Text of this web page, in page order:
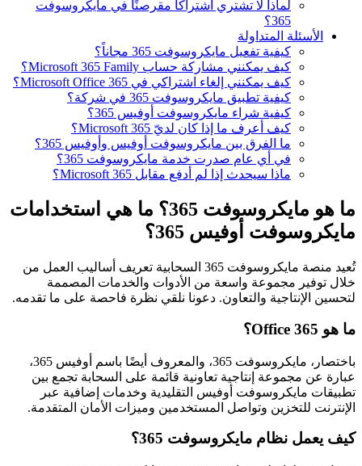
لماذا لا تشتري اشتراكًا مقرصنًا في مايكروسوفت
365؟
الأسئلة المتداولة
كيفية تفعيل مايكروسوفت 365 مجاناً؟
كيف يمكنني مشاركة حساب Microsoft 365 Family؟
كيف يمكنني إلغاء اشتراكي في Microsoft Office 365؟
كيفية تطبيق مايكروسوفت 365 في شركة؟
كيفية شراء مايكروسوفت أوفيس 365؟
كيف أعرف ما إذا كان لديّ Microsoft 365؟
ما الفرق بين مايكروسوفت أوفيس وأوفيس 365؟
في أي عام صدرت خدمة مايكروسوفت 365؟
ماذا سيحدث إذا لم أدفع مقابل Microsoft 365؟
ما هو مايكروسوفت 365؟ ما هي استخدامات
مايكروسوفت أوفيس 365؟
تُعيد منصة مايكروسوفت 365 السحابية تعريف أساليب العمل من
خلال توفير مجموعة واسعة من الأدوات والخدمات المصممة
لتحسين الإنتاجية والتعاون. دعونا نلقي نظرة فاحصة على ما تقدمه.
ما هو Office 365؟
باختصار، مايكروسوفت 365، والمعروف أيضًا باسم أوفيس 365،
عبارة عن مجموعة إنتاجية تعاونية قائمة على السحابة تجمع بين
تطبيقات مايكروسوفت أوفيس التقليدية وخدمات إضافية عبر
الإنترنت للتخزين وتواصل المستخدمين وميزات الأمان المتقدمة.
كيف يعمل نظام مايكروسوفت 365؟